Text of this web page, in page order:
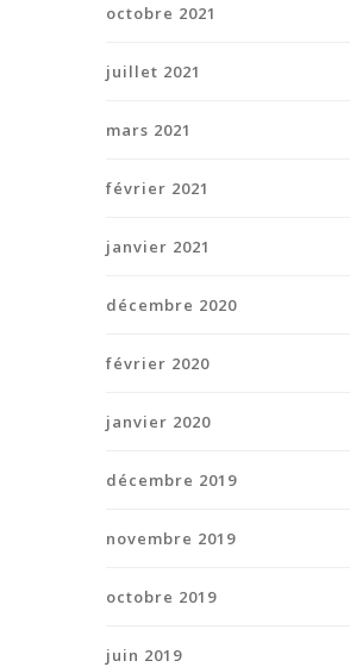
octobre 2021
juillet 2021
mars 2021
février 2021
janvier 2021
décembre 2020
février 2020
janvier 2020
décembre 2019
novembre 2019
octobre 2019
juin 2019